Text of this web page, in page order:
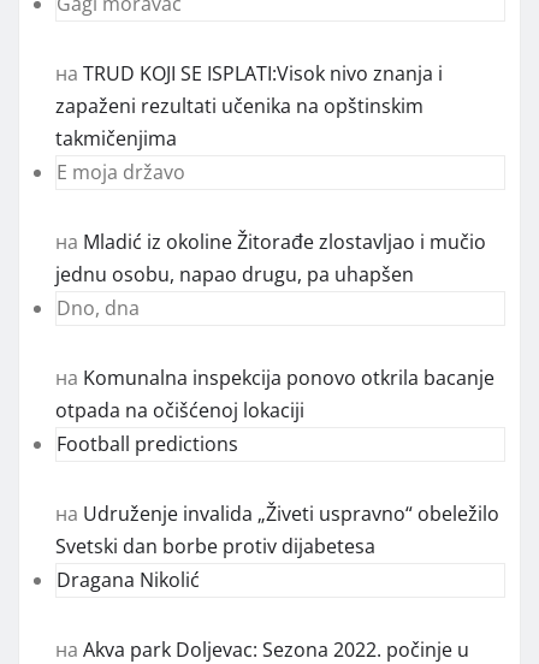
на TRUD KOJI SE ISPLATI:Visok nivo znanja i
zapaženi rezultati učenika na opštinskim
takmičenjima
E moja državo
на Mladić iz okoline Žitorađe zlostavljao i mučio
jednu osobu, napao drugu, pa uhapšen
Dno, dna
на Komunalna inspekcija ponovo otkrila bacanje
otpada na očišćenoj lokaciji
Football predictions
на Udruženje invalida „Živeti uspravno“ obeležilo
Svetski dan borbe protiv dijabetesa
Dragana Nikolić
на Akva park Doljevac: Sezona 2022. počinje u